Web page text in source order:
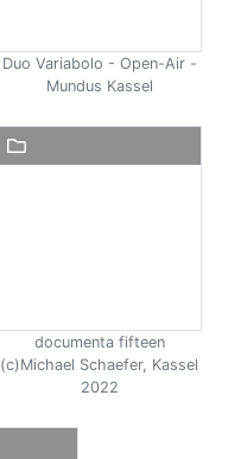
Duo Variabolo - Open-Air -
Mundus Kassel
documenta fifteen
(c)Michael Schaefer, Kassel
2022